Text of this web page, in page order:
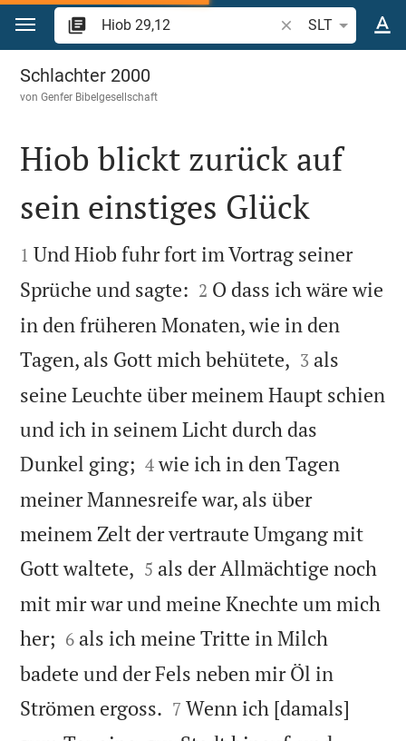
Zum Inhalt springen
Bibelstelle oder
SLT
Hiob 29
Schlachter 2000
vonGenfer Bibelgesellschaft

Hiob blickt zurück auf
sein einstiges Glück

1 Und Hiob fuhr fort im Vortrag seiner
Sprüche und sagte: 

2 O dass ich wäre wie
in den früheren Monaten, wie in den
Tagen, als Gott mich behütete, 

3 als
seine Leuchte über meinem Haupt schien
und ich in seinem Licht durch das
Dunkel ging; 

4 wie ich in den Tagen
meiner Mannesreife war, als über
meinem Zelt der vertraute Umgang mit
Gott waltete, 

5 als der Allmächtige noch
mit mir war und meine Knechte um mich
her; 

6 als ich meine Tritte in Milch
badete und der Fels neben mir Öl in
Strömen ergoss. 

7 Wenn ich [damals]